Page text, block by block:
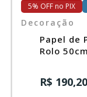
5% OFF no PIX
Decoração
Papel de
Rolo
R$ 190,20